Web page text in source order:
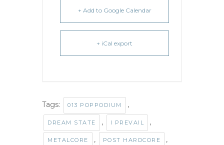
+ Add to Google Calendar
+ iCal export
Tags: 013 POPPODIUM ,
DREAM STATE , I PREVAIL ,
METALCORE , POST HARDCORE ,